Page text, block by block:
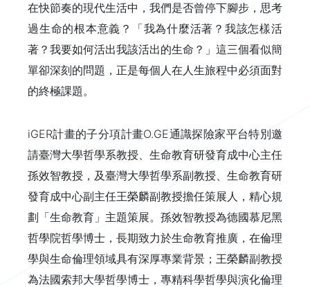
在快節奏的現代生活中，我們是否曾停下腳步，思考
過生命的根本意義？「我為什麼活著？我該怎樣活
著？我要如何活出我該活出的生命？」這三個看似簡
單卻深刻的問題，正是每個人在人生旅程中必須面對
的終極課題。
iGER計畫的子分項計畫O.GE通識探險家平台特別邀
請臺灣大學哲學系教授、生命教育研發育成中心主任
孫效智教授，及臺灣大學哲學系副教授、生命教育研
發育成中心副主任王榮麟副教授擔任策展人，精心規
劃「生命教育」主題策展。孫效智教授為德國慕尼黑
哲學院哲學博士，長期致力於生命教育推廣，在倫理
學與生命倫理領域具有深厚專業背景；王榮麟副教授
為法國索邦大學哲學博士，專精科學哲學與演化倫理